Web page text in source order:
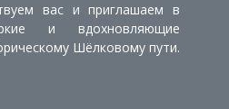
вас и приглашаем в
и вдохновляющие
Шёлковому пути.